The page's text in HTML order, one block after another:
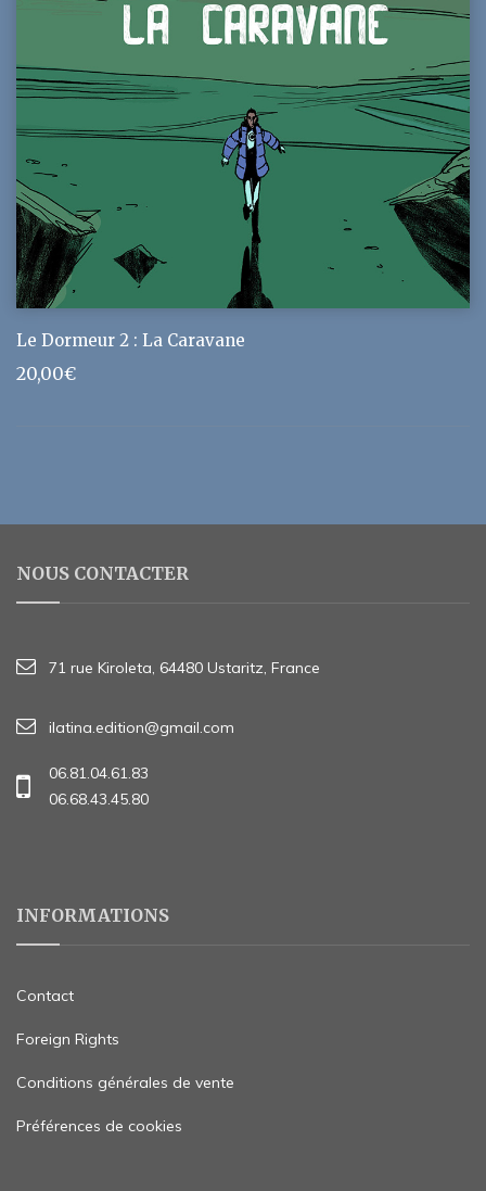
Le Dormeur 2 : La Caravane
20,00€
NOUS CONTACTER
71 rue Kiroleta, 64480 Ustaritz, France
ilatina.edition@gmail.com
06.81.04.61.83
06.68.43.45.80
INFORMATIONS
Contact
Foreign Rights
Conditions générales de vente
Préférences de cookies